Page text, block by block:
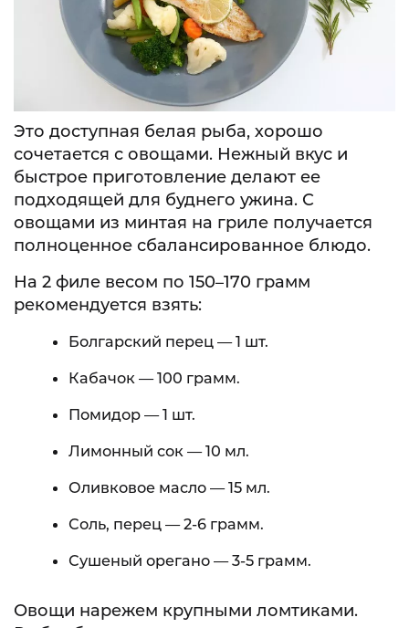
Это доступная белая рыба, хорошо
сочетается с овощами. Нежный вкус и
быстрое приготовление делают ее
подходящей для буднего ужина. С
овощами из минтая на гриле получается
полноценное сбалансированное блюдо.
На 2 филе весом по 150–170 грамм
рекомендуется взять:
Болгарский перец — 1 шт.
Кабачок — 100 грамм.
Помидор — 1 шт.
Лимонный сок — 10 мл.
Оливковое масло — 15 мл.
Соль, перец — 2-6 грамм.
Сушеный орегано — 3-5 грамм.
Овощи нарежем крупными ломтиками.